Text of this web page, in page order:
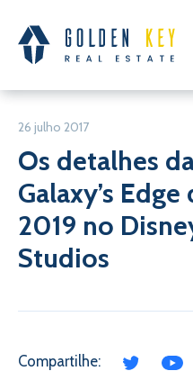
26 julho 2017
Os detalhes
Galaxy’s
2019 no
Studios
Compartilhe: